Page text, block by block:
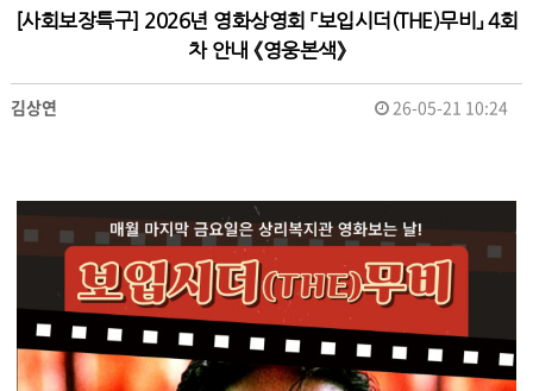
[사회보장특구] 2026년 영화상영회 「보입시더(THE)무비」 4회
차 안내 《영웅본색》
김상연 26-05-21 10:24